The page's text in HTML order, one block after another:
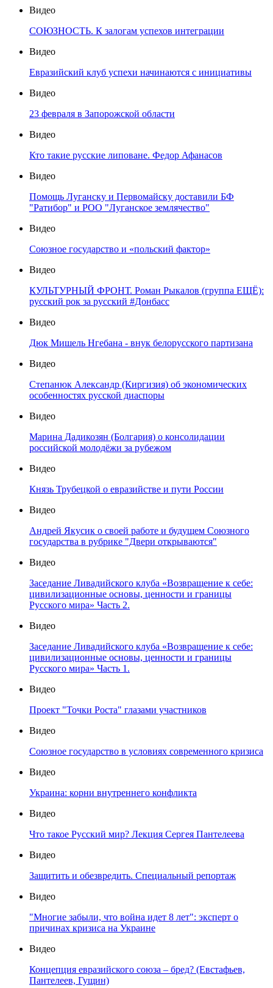
Видео
СОЮЗНОСТЬ. К залогам успехов интеграции
Видео
Евразийский клуб успехи начинаются с инициативы
Видео
23 февраля в Запорожской области
Видео
Кто такие русские липоване. Федор Афанасов
Видео
Помощь Луганску и Первомайску доставили БФ
"Ратибор" и РОО "Луганское землячество"
Видео
Союзное государство и «польский фактор»
Видео
КУЛЬТУРНЫЙ ФРОНТ. Роман Рыкалов (группа ЕЩЁ):
русский рок за русский #Донбасс
Видео
Дюк Мишель Нгебана - внук белорусского партизана
Видео
Степанюк Александр (Киргизия) об экономических
особенностях русской диаспоры
Видео
Марина Дадикозян (Болгария) о консолидации
российской молодёжи за рубежом
Видео
Князь Трубецкой о евразийстве и пути России
Видео
Андрей Якусик о своей работе и будущем Союзного
государства в рубрике "Двери открываются"
Видео
Заседание Ливадийского клуба «Возвращение к себе:
цивилизационные основы, ценности и границы
Русского мира» Часть 2.
Видео
Заседание Ливадийского клуба «Возвращение к себе:
цивилизационные основы, ценности и границы
Русского мира» Часть 1.
Видео
Проект "Точки Роста" глазами участников
Видео
Союзное государство в условиях современного кризиса
Видео
Украина: корни внутреннего конфликта
Видео
Что такое Русский мир? Лекция Сергея Пантелеева
Видео
Защитить и обезвредить. Специальный репортаж
Видео
"Многие забыли, что война идет 8 лет": эксперт о
причинах кризиса на Украине
Видео
Концепция евразийского союза – бред? (Евстафьев,
Пантелеев, Гущин)